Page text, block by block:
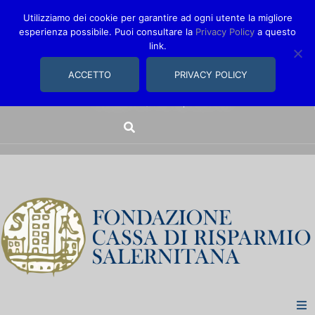
comunica@fondazionecarisal.it089 230611
Utilizziamo dei cookie per garantire ad ogni utente la migliore
esperienza possibile. Puoi consultare la Privacy Policy a questo
link.
ACCETTO PRIVACY POLICY